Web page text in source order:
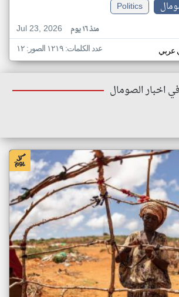
Politics
Jul 23, 2026
منذ ١٦ يوم
عربي عدد الكلمات: ١٢١٩ الصور: ١٢
اخبار الصومال